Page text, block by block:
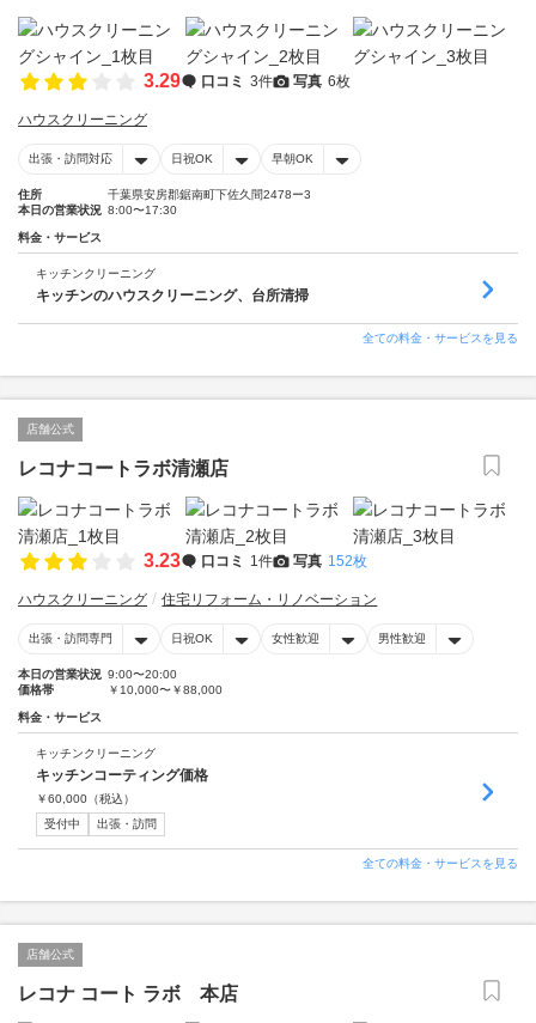
3.29 口コミ 3件 写真 6枚
ハウスクリーニング
出張・訪問対応 日祝OK 早朝OK
住所
千葉県安房郡鋸南町下佐久間2478ー3
本日の営業状況 8:00〜17:30
料金・サービス
キッチンクリーニング
キッチンのハウスクリーニング、台所清掃
全ての料金・サービスを見る
店舗公式
レコナコートラボ清瀬店
3.23 口コミ 1件 写真 152枚
ハウスクリーニング 住宅リフォーム・リノベーション
出張・訪問専門 日祝OK 女性歓迎 男性歓迎
本日の営業状況 9:00〜20:00
価格帯
￥10,000〜￥88,000
料金・サービス
キッチンクリーニング
キッチンコーティング価格
￥60,000 （税込）
受付中
出張・訪問
全ての料金・サービスを見る
店舗公式
レコナ コート ラボ 本店